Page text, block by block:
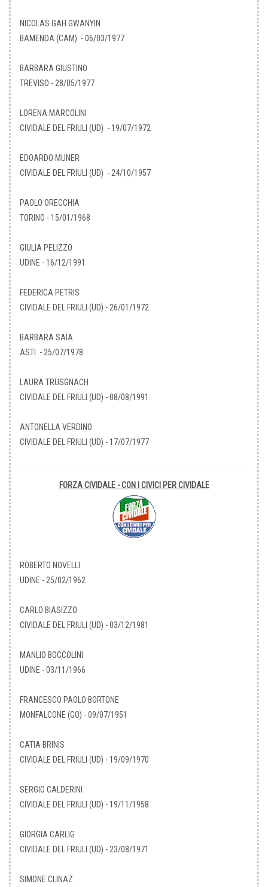
NICOLAS GAH GWANYIN
BAMENDA (CAM) - 06/03/1977
BARBARA GIUSTINO
TREVISO - 28/05/1977
LORENA MARCOLINI
CIVIDALE DEL FRIULI (UD) - 19/07/1972
EDOARDO MUNER
CIVIDALE DEL FRIULI (UD) - 24/10/1957
PAOLO ORECCHIA
TORINO - 15/01/1968
GIULIA PELIZZO
UDINE - 16/12/1991
FEDERICA PETRIS
CIVIDALE DEL FRIULI (UD) - 26/01/1972
BARBARA SAIA
ASTI - 25/07/1978
LAURA TRUSGNACH
CIVIDALE DEL FRIULI (UD) - 08/08/1991
ANTONELLA VERDINO
CIVIDALE DEL FRIULI (UD) - 17/07/1977
FORZA CIVIDALE - CON I CIVICI PER CIVIDALE
ROBERTO NOVELLI
UDINE - 25/02/1962
CARLO BIASIZZO
CIVIDALE DEL FRIULI (UD) - 03/12/1981
MANLIO BOCCOLINI
UDINE - 03/11/1966
FRANCESCO PAOLO BORTONE
MONFALCONE (GO) - 09/07/1951
CATIA BRINIS
CIVIDALE DEL FRIULI (UD) - 19/09/1970
SERGIO CALDERINI
CIVIDALE DEL FRIULI (UD) - 19/11/1958
GIORGIA CARLIG
CIVIDALE DEL FRIULI (UD) - 23/08/1971
SIMONE CLINAZ